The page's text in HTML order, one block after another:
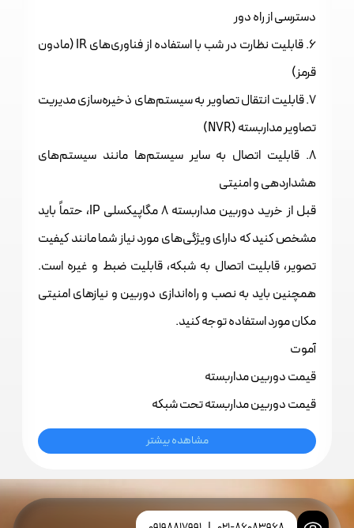
دسترسی از راه دور
6. قابلیت نظارت در شب با استفاده از فناوری‌های IR (مادون
قرمز)
7. قابلیت انتقال تصاویر به سیستم‌های ذخیره‌سازی مدیریت
تصاویر مداربسته (NVR)
8. قابلیت اتصال به سایر سیستم‌ها مانند سیستم‌های
هشداردهی و امنیتی
قبل از خرید دوربین مداربسته
8 مگاپیکسلی IP، حتماً باید
مشخص کنید که دارای ویژگی‌های مورد نیاز شما مانند کیفیت
تصویر، قابلیت اتصال به شبکه، قابلیت ضبط و غیره است.
همچنین باید به نصب و راه‌اندازی دوربین و نیازهای امنیتی
مکان مورد استفاده توجه کنید.
آموت
قیمت دوربین مداربسته
قیمت دوربین مداربسته تحت شبکه
مشاهده بیشتر